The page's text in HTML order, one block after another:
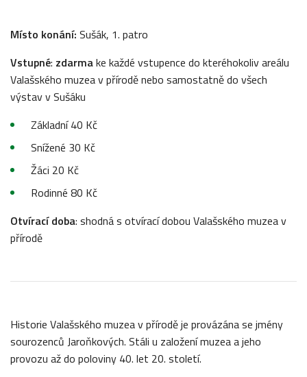
Místo konání: Sušák, 1. patro
Vstupné: zdarmake každé vstupence do kteréhokoliv areálu
Valašského muzea v přírodě nebo samostatně do všech
výstav v Sušáku
Základní 40 Kč
Snížené 30 Kč
Žáci 20 Kč
Rodinné 80 Kč
Otvírací doba: shodná s otvírací dobou Valašského muzea v
přírodě
Historie Valašského muzea v přírodě je provázána se jmény
sourozenců Jaroňkových. Stáli u založení muzea a jeho
provozu až do poloviny 40. let 20. století.